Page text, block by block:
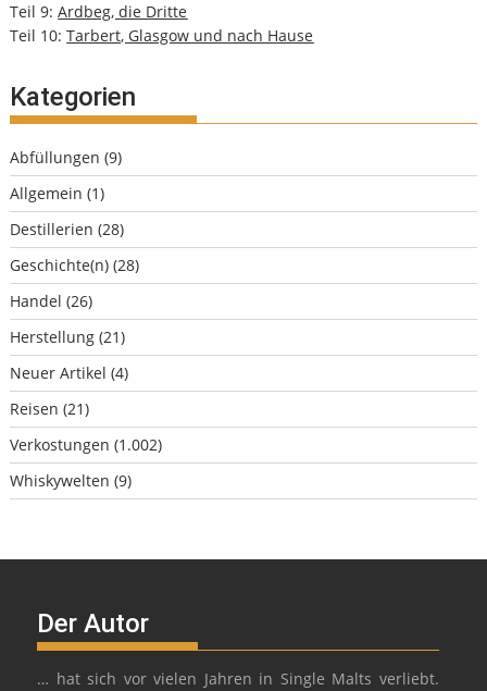
Teil 9:Ardbeg, die Dritte
Teil 10:Tarbert, Glasgow und nach Hause
Kategorien
Abfüllungen (9)
Allgemein (1)
Destillerien (28)
Geschichte(n) (28)
Handel (26)
Herstellung (21)
Neuer Artikel (4)
Reisen (21)
Verkostungen (1.002)
Whiskywelten (9)
Der Autor
… hat sich vor vielen Jahren in Single Malts verliebt.